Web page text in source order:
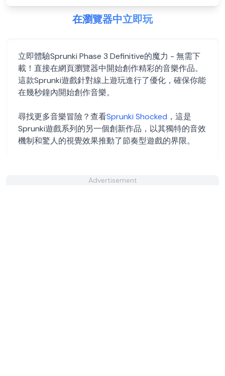
在瀏覽器中立即玩
立即體驗Sprunki Phase 3 Definitive的魔力 - 無需下
載！直接在網頁瀏覽器中開始創作精彩的音樂作品。
這款Sprunki遊戲針對線上遊玩進行了優化，確保你能
在幾秒鐘內開始創作音樂。
尋找更多音樂冒險？查看Sprunki Shocked ，這是
Sprunki遊戲系列的另一個創新作品，以其獨特的音效
機制和驚人的視覺效果推動了節奏型遊戲的界限。
Advertisement